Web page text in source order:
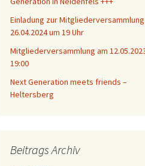
Einladung zur Mitgliederversammlung
26.04.2024 um 19 Uhr
Mitgliederversammlung am
19:00
Next Generation meets friends –
Heltersberg
Beitrags Archiv